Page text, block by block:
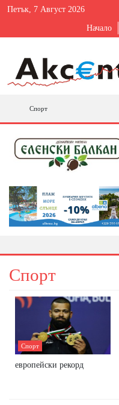
Петък, 7 Август 2026
Начало
Спорт
Спорт
Спорт
европейски рекорд